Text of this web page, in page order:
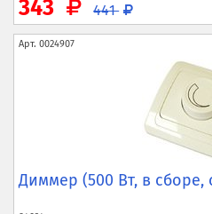
343 441
Арт. 0024907
Диммер (500 Вт, в сборе,